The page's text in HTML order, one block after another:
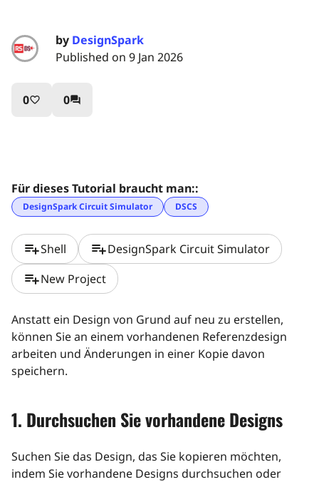
by DesignSpark
Published on 9 Jan 2026
0favorite_border 0question_answer
Für dieses Tutorial braucht man::
DesignSpark Circuit Simulator DSCS
playlist_addShell playlist_addDesignSpark Circuit Simulator
playlist_addNew Project
Anstatt ein Design von Grund auf neu zu erstellen,
können Sie an einem vorhandenen Referenzdesign
arbeiten und Änderungen in einer Kopie davon
speichern.
1. Durchsuchen Sie vorhandene Designs
Suchen Sie das Design, das Sie kopieren möchten,
indem Sie vorhandene Designs durchsuchen oder